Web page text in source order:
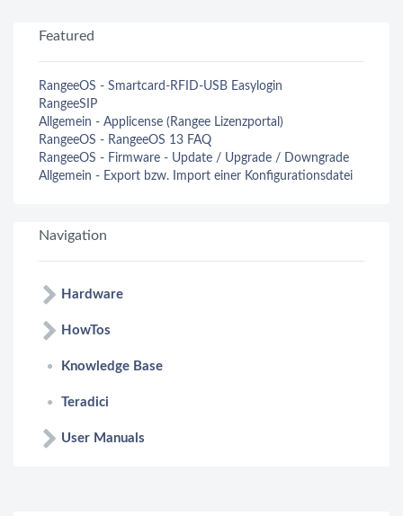
Featured
RangeeOS - Smartcard-RFID-USB Easylogin
RangeeSIP
Allgemein - Applicense (Rangee Lizenzportal)
RangeeOS - RangeeOS 13 FAQ
RangeeOS - Firmware - Update / Upgrade / Downgrade
Allgemein - Export bzw. Import einer Konfigurationsdatei
Navigation
Hardware
HowTos
Knowledge Base
Teradici
User Manuals